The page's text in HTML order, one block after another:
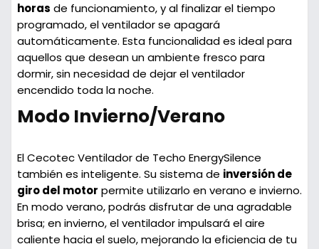
horas de funcionamiento, y al finalizar el tiempo
programado, el ventilador se apagará
automáticamente. Esta funcionalidad es ideal para
aquellos que desean un ambiente fresco para
dormir, sin necesidad de dejar el ventilador
encendido toda la noche.
Modo Invierno/Verano
El Cecotec Ventilador de Techo EnergySilence
también es inteligente. Su sistema de inversión de
giro del motor permite utilizarlo en verano e invierno.
En modo verano, podrás disfrutar de una agradable
brisa; en invierno, el ventilador impulsará el aire
caliente hacia el suelo, mejorando la eficiencia de tu